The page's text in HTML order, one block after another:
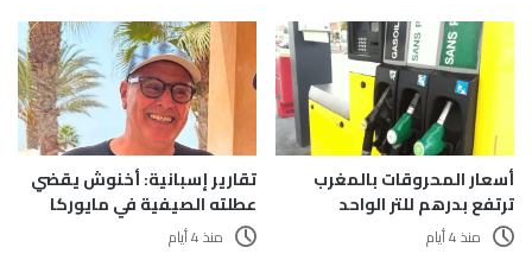
أسعار المحروقات بالمغرب
ترتفع بدرهم للتر الواحد
منذ 4 أيام
تقارير إسبانية: أخنوش يقضي
عطلته الصيفية في مايوركا
منذ 4 أيام